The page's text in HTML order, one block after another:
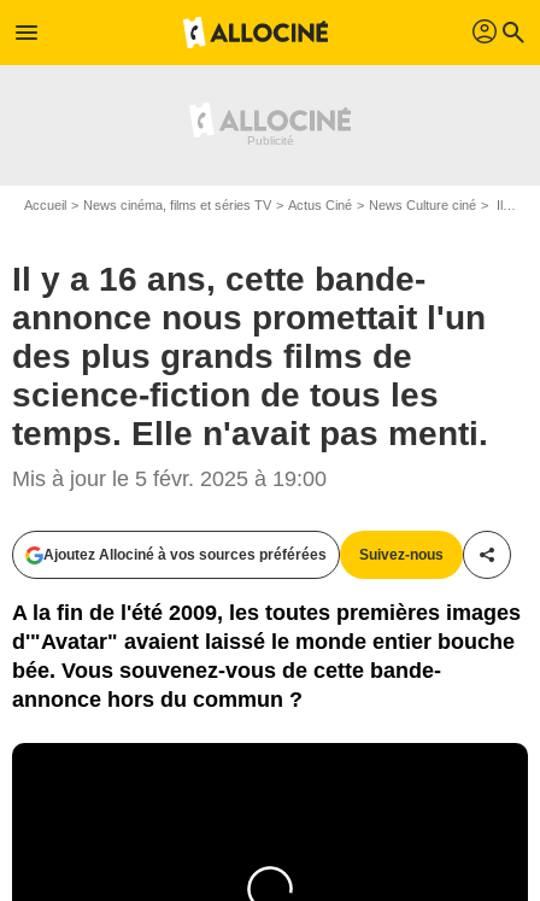
menu profil search
Accueil News cinéma, films et séries TV Actus Ciné News Culture ciné Il y a 16 ans, cette bande-annonce nous promettait l'un des plus grands films de science-fiction de tous les temps. Elle n'avait pas menti.
Il y a 16 ans, cette bande-
annonce nous promettait l'un
des plus grands films de
science-fiction de tous les
temps. Elle n'avait pas menti.
Mis à jour le 5 févr. 2025 à 19:00
Ajoutez Allociné à vos sources préférées Suivez-nous
A la fin de l'été 2009, les toutes premières images
d'"Avatar" avaient laissé le monde entier bouche
bée. Vous souvenez-vous de cette bande-
annonce hors du commun ?